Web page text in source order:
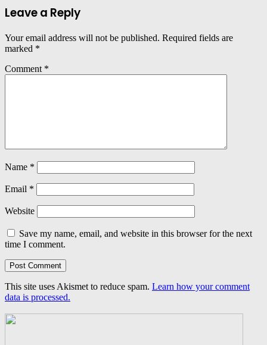
Leave a Reply
Your email address will not be published. Required fields are
marked *
Comment *
Name *
Email *
Website
Save my name, email, and website in this browser for the next
time I comment.
This site uses Akismet to reduce spam. Learn how your comment
data is processed.